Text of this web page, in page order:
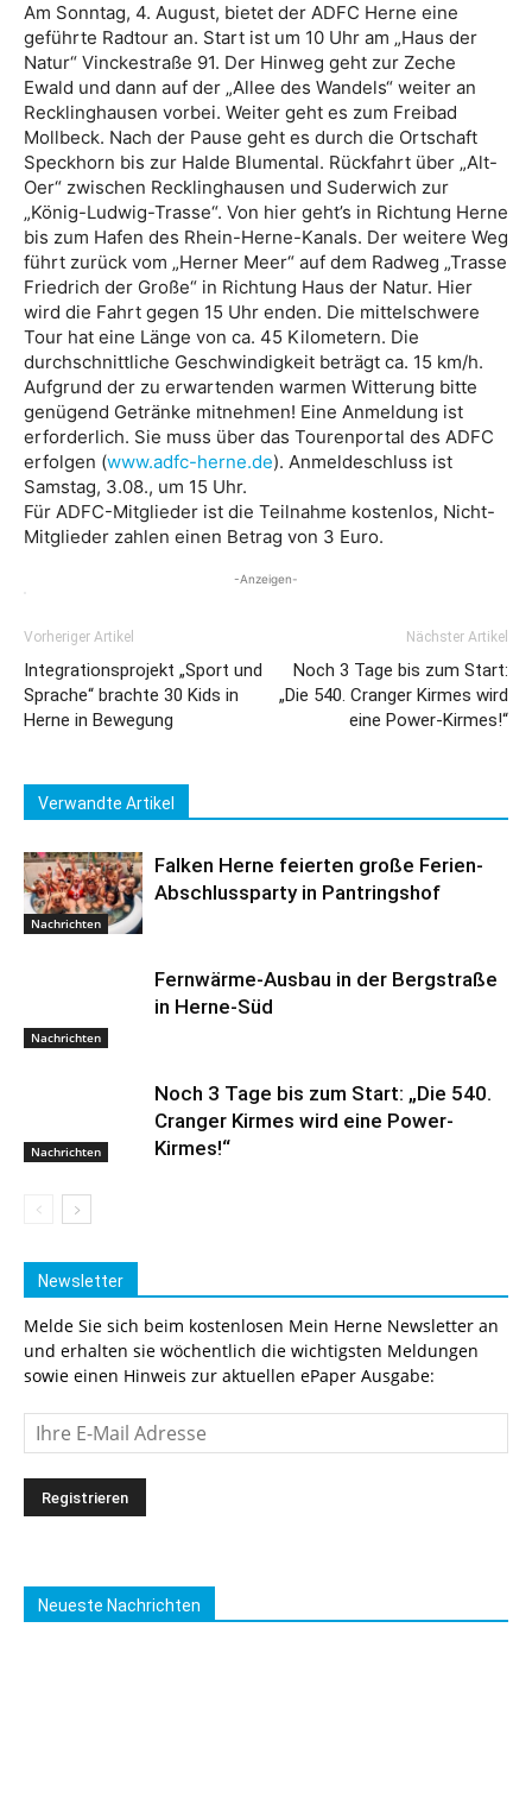
Am Sonntag, 4. August, bietet der ADFC Herne eine
geführte Radtour an. Start ist um 10 Uhr am „Haus der
Natur“ Vinckestraße 91. Der Hinweg geht zur Zeche
Ewald und dann auf der „Allee des Wandels“ weiter an
Recklinghausen vorbei. Weiter geht es zum Freibad
Mollbeck. Nach der Pause geht es durch die Ortschaft
Speckhorn bis zur Halde Blumental. Rückfahrt über „Alt-
Oer“ zwischen Recklinghausen und Suderwich zur
„König-Ludwig-Trasse“. Von hier geht’s in Richtung Herne
bis zum Hafen des Rhein-Herne-Kanals. Der weitere Weg
führt zurück vom „Herner Meer“ auf dem Radweg „Trasse
Friedrich der Große“ in Richtung Haus der Natur. Hier
wird die Fahrt gegen 15 Uhr enden. Die mittelschwere
Tour hat eine Länge von ca. 45 Kilometern. Die
durchschnittliche Geschwindigkeit beträgt ca. 15 km/h.
Aufgrund der zu erwartenden warmen Witterung bitte
genügend Getränke mitnehmen! Eine Anmeldung ist
erforderlich. Sie muss über das Tourenportal des ADFC
erfolgen (www.adfc-herne.de). Anmeldeschluss ist
Samstag, 3.08., um 15 Uhr.
Für ADFC-Mitglieder ist die Teilnahme kostenlos, Nicht-
Mitglieder zahlen einen Betrag von 3 Euro.
-Anzeigen-
Vorheriger Artikel
Integrationsprojekt „Sport und
Sprache“ brachte 30 Kids in
Herne in Bewegung
Nächster Artikel
Noch 3 Tage bis zum Start:
„Die 540. Cranger Kirmes wird
eine Power-Kirmes!“
Verwandte Artikel
Nachrichten
Falken Herne feierten große Ferien-
Abschlussparty in Pantringshof
Nachrichten
Fernwärme-Ausbau in der Bergstraße
in Herne-Süd
Nachrichten
Noch 3 Tage bis zum Start: „Die 540.
Cranger Kirmes wird eine Power-
Kirmes!“
Newsletter
Melde Sie sich beim kostenlosen Mein Herne Newsletter an
und erhalten sie wöchentlich die wichtigsten Meldungen
sowie einen Hinweis zur aktuellen ePaper Ausgabe:
Neueste Nachrichten